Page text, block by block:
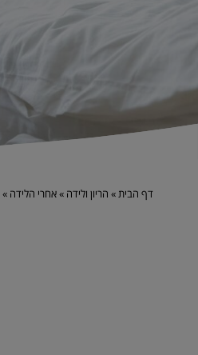
דף הבית» הריון ולידה »אחרי הלידה »